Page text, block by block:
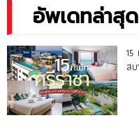
อัพเดทล่าสุด
ส